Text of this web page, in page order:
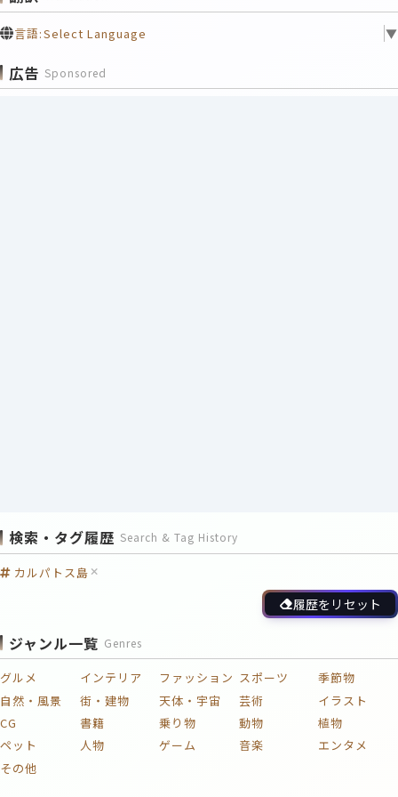
言語:Select Language ▼
広告 Sponsored
検索・タグ履歴 Search & Tag History
カルパトス島
履歴をリセット
ジャンル一覧 Genres
グルメ インテリア ファッション スポーツ
季節物
自然・風景
街・建物 天体・宇宙 芸術
イラスト
CG
書籍 乗り物 動物
植物
ペット
人物 ゲーム 音楽
エンタメ
その他